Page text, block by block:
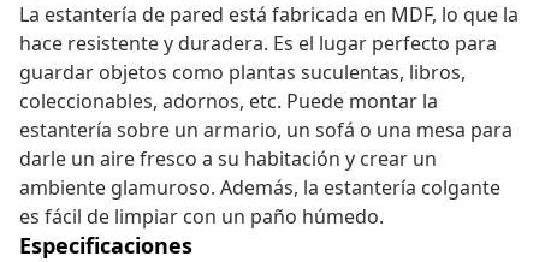
La estantería de pared está fabricada en MDF, lo que la
hace resistente y duradera. Es el lugar perfecto para
guardar objetos como plantas suculentas, libros,
coleccionables, adornos, etc. Puede montar la
estantería sobre un armario, un sofá o una mesa para
darle un aire fresco a su habitación y crear un
ambiente glamuroso. Además, la estantería colgante
es fácil de limpiar con un paño húmedo.
Especificaciones